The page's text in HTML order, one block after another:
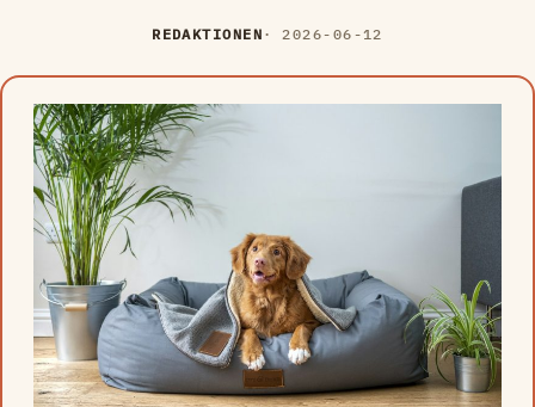
REDAKTIONEN 2026-06-12